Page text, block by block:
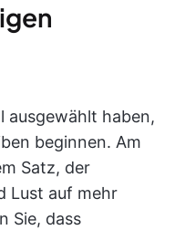
ausgewählt haben,
beginnen. Am
Satz, der
Lust auf mehr
Sie, dass